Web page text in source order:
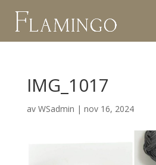
IMG_1017
av WSadmin | nov 16, 2024